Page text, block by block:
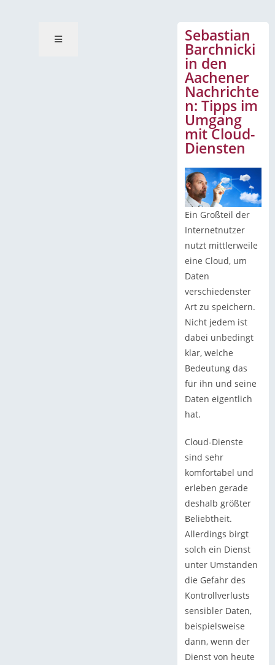
Sebastian
Barchnicki
in den
Aachener
Nachrichte
n: Tipps im
Umgang
mit Cloud-
Diensten
Ein Großteil der
Internetnutzer
nutzt mittlerweile
eine Cloud, um
Daten
verschiedenster
Art zu speichern.
Nicht jedem ist
dabei unbedingt
klar, welche
Bedeutung das
für ihn und seine
Daten eigentlich
hat.
Cloud-Dienste
sind sehr
komfortabel und
erleben gerade
deshalb größter
Beliebtheit.
Allerdings birgt
solch ein Dienst
unter Umständen
die Gefahr des
Kontrollverlusts
sensibler Daten,
beispielsweise
dann, wenn der
Dienst von heute